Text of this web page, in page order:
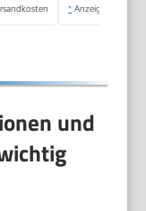
* Anzeige
und